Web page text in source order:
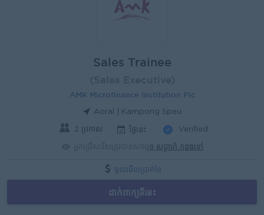
Sales Trainee
AMK Microfinance Institution Plc
Aoral | Kampong Speu
2 ប្រកាស ថ្ងៃនេះ Verified
១ សប្តាហ៍ កន្លងទៅ
ចូលមើលប្រាក់ខែ
ដាក់ពាក្យទីនេះ